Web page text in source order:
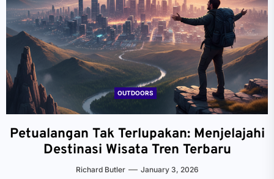
OUTDOORS
Petualangan Tak Terlupakan: Menjelajahi
Destinasi Wisata Tren Terbaru
Richard Butler January 3, 2026